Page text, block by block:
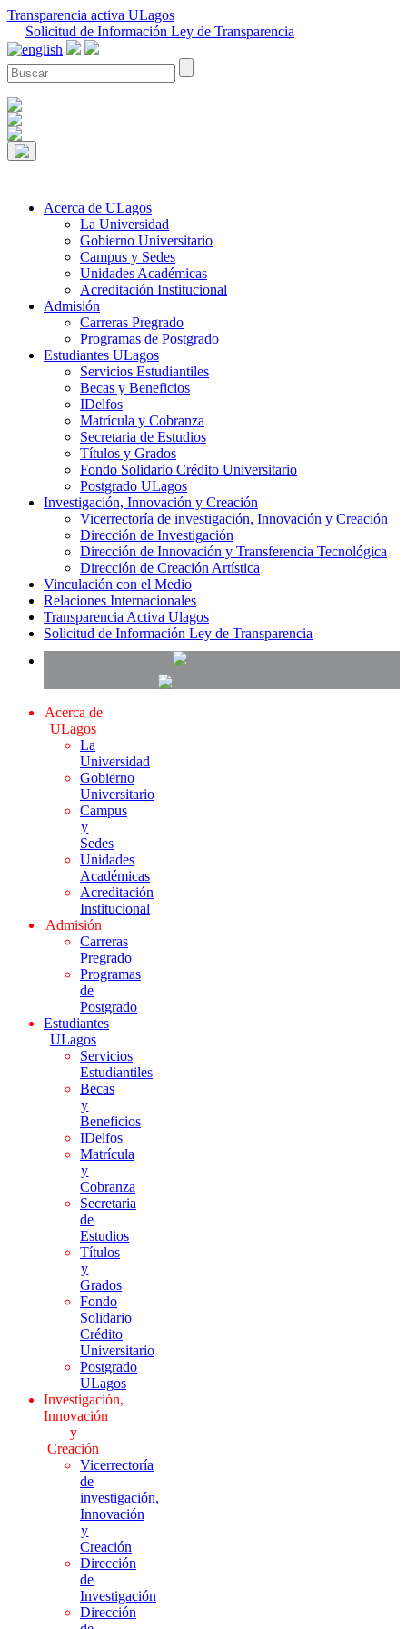
Transparencia activa ULagos
Solicitud de Información Ley de Transparencia
Acerca de ULagos
La Universidad
Gobierno Universitario
Campus y Sedes
Unidades Académicas
Acreditación Institucional
Admisión
Carreras Pregrado
Programas de Postgrado
Estudiantes ULagos
Servicios Estudiantiles
Becas y Beneficios
IDelfos
Matrícula y Cobranza
Secretaria de Estudios
Títulos y Grados
Fondo Solidario Crédito Universitario
Postgrado ULagos
Investigación, Innovación y Creación
Vicerrectoría de investigación, Innovación y Creación
Dirección de Investigación
Dirección de Innovación y Transferencia Tecnológica
Dirección de Creación Artística
Vinculación con el Medio
Relaciones Internacionales
Transparencia Activa Ulagos
Solicitud de Información Ley de Transparencia
Acerca de
ULagos
La
Universidad
Gobierno
Universitario
Campus
y
Sedes
Unidades
Académicas
Acreditación
Institucional
Admisión
Carreras
Pregrado
Programas
de
Postgrado
Estudiantes
ULagos
Servicios
Estudiantiles
Becas
y
Beneficios
IDelfos
Matrícula
y
Cobranza
Secretaria
de
Estudios
Títulos
y
Grados
Fondo
Solidario
Crédito
Universitario
Postgrado
ULagos
Investigación,
Innovación
y
Creación
Vicerrectoría
de
investigación,
Innovación
y
Creación
Dirección
de
Investigación
Dirección